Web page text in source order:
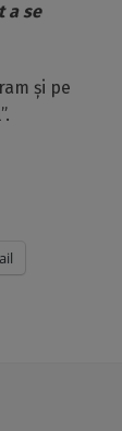
a se
și pe